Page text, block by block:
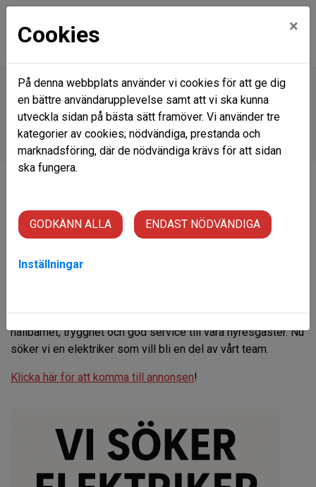
Hem Nyhetsarkiv Vi söker elektriker!
Vi söker elektriker!
Elektriker till Lycksele Bostäder AB
Lycksele?
lägenheter och ett antal lokaler i Lycksele. Vi satsar på
hållbarhet, trygghet och god service till våra hyresgäster. Nu
söker vi en elektriker som vill bli en del av vårt team.
Klicka här för att komma till annonsen!
Cookies ×
På denna webbplats använder vi cookies för att ge dig
en bättre användarupplevelse samt att vi ska kunna
utveckla sidan på bästa sätt framöver. Vi använder tre
kategorier av cookies; nödvändiga, prestanda och
marknadsföring, där de nödvändiga krävs för att sidan
ska fungera.
GODKÄNN ALLA ENDAST NÖDVÄNDIGA
Inställningar